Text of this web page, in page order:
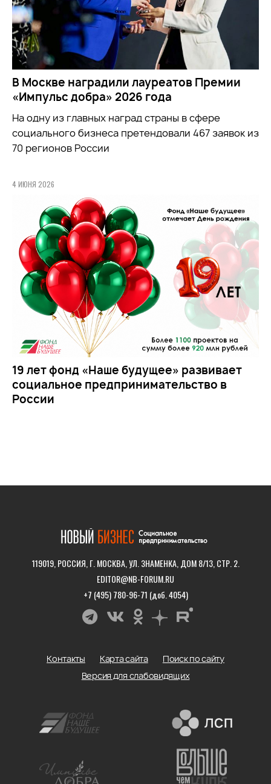
В Москве наградили лауреатов Премии
«Импульс добра» 2026 года
На одну из главных наград страны в сфере
социального бизнеса претендовали 467 заявок из
70 регионов России
4 ИЮНЯ 2026
19 лет фонд «Наше будущее» развивает
социальное предпринимательство в
России
119019, РОССИЯ, Г. МОСКВА, УЛ. ЗНАМЕНКА, ДОМ 8/13, СТР. 2.
EDITOR@NB-FORUM.RU
+7 (495) 780-96-71 (доб. 4054)
Контакты Карта сайта
Поиск по сайту
Версия для слабовидящих